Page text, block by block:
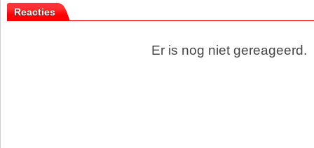
Reacties
Er is nog niet gereageerd.